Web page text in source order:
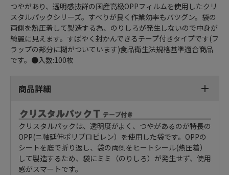
つやがあり、透明感抜群の国産高級OPPフィルムを使用したクリ
スタルパックシリーズ。すべりが良く作業効率もバツグン。袋の
両側を熱圧着して製造する為、のりしろが発生しないので中身が
綺麗に見えます。すばやく封かんできるテープ付きタイプです(フ
ラップの部分に糊がついています)食品衛生法規格基準適合商品
です。●入数:100枚
商品詳細
クリスタルパックは、透明度がよく、つやがあるのが特長の
OPP(ニ軸延伸ポリプロピレン）を使用した袋です。OPPの
シートを底で折り返し、袋の両側をヒートシール(熱圧着）
して製造するため、袋にミミ（のりしろ）が発生せず、使用
感がスマートです。